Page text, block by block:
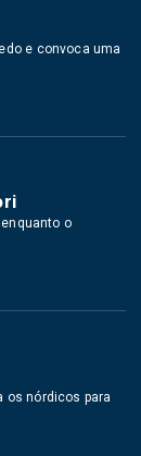
e convoca uma
o
os nórdicos para